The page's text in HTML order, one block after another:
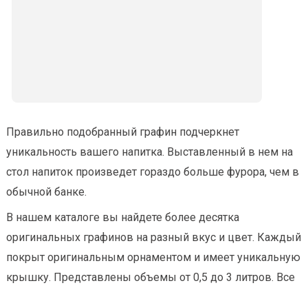
Правильно подобранный графин подчеркнет
уникальность вашего напитка. Выставленный в нем на
стол напиток произведет гораздо больше фурора, чем в
обычной банке.
В нашем каталоге вы найдете более десятка
оригинальных графинов на разный вкус и цвет. Каждый
покрыт оригинальным орнаментом и имеет уникальную
крышку. Представлены объемы от 0,5 до 3 литров. Все